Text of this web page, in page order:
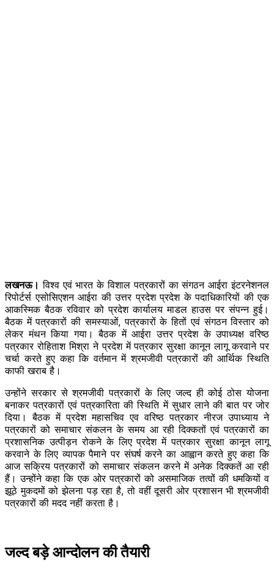
लखनऊ। विश्व एवं भारत के विशाल पत्रकारों का संगठन आईरा इंटरनेशनल
रिपोर्टर्स एसोसिएशन आईरा की उत्तर प्रदेश प्रदेश के पदाधिकारियों की एक
आकस्मिक बैठक रविवार को प्रदेश कार्यालय माडल हाउस पर संपन्न हुई।
बैठक में पत्रकारों की समस्याओं, पत्रकारों के हितों एवं संगठन विस्तार को
लेकर मंथन किया गया। बैठक में आईरा उत्तर प्रदेश के उपाध्यक्ष वरिष्ठ
पत्रकार रोहिताश मिश्रा ने प्रदेश में पत्रकार सुरक्षा कानून लागू करवाने पर
चर्चा करते हुए कहा कि वर्तमान में श्रमजीवी पत्रकारों की आर्थिक स्थिति
काफी खराब है।
उन्होंने सरकार से श्रमजीवी पत्रकारों के लिए जल्द ही कोई ठोस योजना
बनाकर पत्रकारों एवं पत्रकारिता की स्थिति में सुधार लाने की बात पर जोर
दिया। बैठक में प्रदेश महासचिव एव वरिष्ठ पत्रकार नीरज उपाध्याय ने
पत्रकारों को समाचार संकलन के समय आ रही दिक्कतों एवं पत्रकारों का
प्रशासनिक उत्पीड़न रोकने के लिए प्रदेश में पत्रकार सुरक्षा कानून लागू
करवाने के लिए व्यापक पैमाने पर संघर्ष करने का आह्वान करते हुए कहा कि
आज सक्रिय पत्रकारों को समाचार संकलन करने में अनेक दिक्कतें आ रही
हैं। उन्होंने कहा कि एक ओर पत्रकारों को असमाजिक तत्वों की धमकियों व
झूठे मुकदमों को झेलना पड़ रहा है, तो वहीं दूसरी ओर प्रशासन भी श्रमजीवी
पत्रकारों की मदद नहीं करता है।
जल्द बड़े आन्दोलन की तैयारी